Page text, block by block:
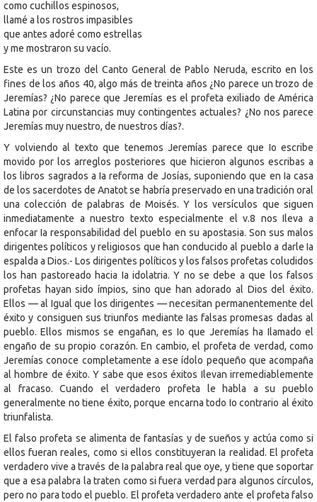
como cuchillos espinosos,
llamé a los rostros impasibles
que antes adoré como estrellas
y me mostraron su vacío.
Este es un trozo del Canto General de Pablo Neruda, escrito en los
fines de los años 40, algo más de treinta años ¿No parece un trozo de
Jeremías? ¿No parece que Jeremías es el profeta exiliado de América
Latina por circunstancias muy contingentes actuales? ¿No nos parece
Jeremías muy nuestro, de nuestros días?.
Y volviendo al texto que tenemos Jeremías parece que Io escribe
movido por los arreglos posteriores que hicieron algunos escribas a
los libros sagrados a Ia reforma de Josías, suponiendo que en Ia casa
de los sacerdotes de Anatot se habría preservado en una tradición oral
una colección de palabras de Moisés. Y los versículos que siguen
inmediatamente a nuestro texto especialmente el v.8 nos Ileva a
enfocar Ia responsabilidad del pueblo en su apostasia. Son sus malos
dirigentes políticos y religiosos que han conducido al pueblo a darle Ia
espalda a Dios.- Los dirigentes políticos y los falsos profetas coludidos
los han pastoreado hacia Ia idolatria. Y no se debe a que los falsos
profetas hayan sido ímpios, sino que han adorado al Dios del éxito.
Ellos — al Igual que los dirigentes — necesitan permanentemente del
éxito y consiguen sus triunfos mediante Ias falsas promesas dadas al
pueblo. Ellos mismos se engañan, es Io que Jeremías ha Ilamado el
engaño de su propio corazón. En cambio, el profeta de verdad, como
Jeremías conoce completamente a ese ídolo pequeño que acompaña
al hombre de éxito. Y sabe que esos éxitos Ilevan irremediablemente
al fracaso. Cuando el verdadero profeta le habla a su pueblo
generalmente no tiene éxito, porque encarna todo Io contrario al éxito
triunfalista.
El falso profeta se alimenta de fantasías y de sueños y actúa como si
ellos fueran reales, como si ellos constituyeran Ia realidad. El profeta
verdadero vive a través de Ia palabra real que oye, y tiene que soportar
que a esa palabra la traten como si fuera verdad para algunos círculos,
pero no para todo el pueblo. El profeta verdadero ante el profeta falso